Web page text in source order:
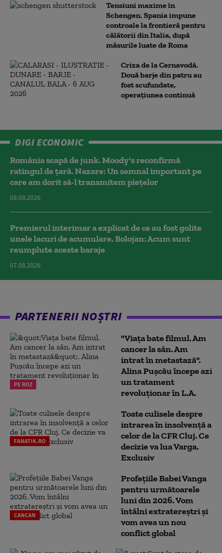
Tensiuni maxime în
Schengen. Spania impune
controale la frontieră pentru
călătorii din Italia, după
măsurile luate de Roma
Criza de la Cernavodă.
Două barje din patru au
fost scufundate,
operațiunea continuă
DIGI ECONOMIC
România scapă de junk. Moody's reconfirmă
ratingul de țară. Nazare: Un semnal important pe
care am dorit să-l transmitem piețelor
08.08.2026
Premierul interimar a explicat de ce au fost golite
unele lacuri de acumulare. Bolojan: Acum sunt
reumplute aceste baraje
07.08.2026
PARTENERII NOȘTRI
PE ROZ
"Viața bate filmul. Am
cancer la sân. Am
intrat în metastază".
Alina Pușcău începe azi
un tratament
revoluționar în L.A.
FANATIK.RO
Toate culisele despre
intrarea în insolvență a
celor de la CFR Cluj. Ce
decizie va lua Varga.
Exclusiv
CANCAN
Profețiile Babei Vanga
pentru următoarele
luni din 2026. Vom
întâlni extratereștri și
vom avea un nou
conflict global